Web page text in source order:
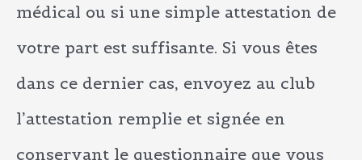
médical ou si une simple attestation de
votre part est suffisante. Si vous êtes
dans ce dernier cas, envoyez au club
l’attestation remplie et signée en
conservant le questionnaire que vous